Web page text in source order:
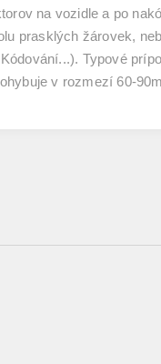
na vozidle a po
prasklých žárovek,
Typové
v rozmezí 60-